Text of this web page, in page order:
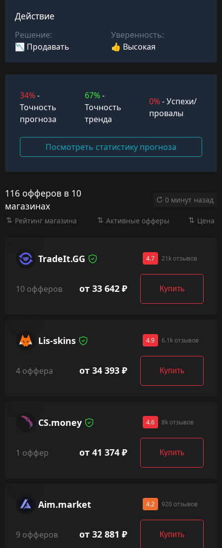
Действие
Решение:
📉 Продавать
Уверенность:
👍 Высокая
34%-
Точность
прогноза
67%-
Точность
тренда
0%- Успехи/
провалы
Посмотреть статистику прогноза
116 офферов в 10
магазинах
0 минут назад
Рейтинг магазина Активные офферы Цена
TradeIt.GG 4.7 21k отзывов
10 офферов от 33 642 ₽ Купить
Lis-skins 4.9 6.1k отзывов
4 оффера от 34 393 ₽ Купить
CS.money 4.6 8k отзывов
1 оффер от 41 374 ₽ Купить
Aim.market 4.2 920 отзывов
9 офферов от 32 881 ₽ Купить